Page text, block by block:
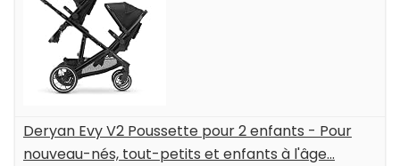
Deryan Evy V2 Poussette pour 2 enfants - Pour
nouveau-nés, tout-petits et enfants à l'âge...